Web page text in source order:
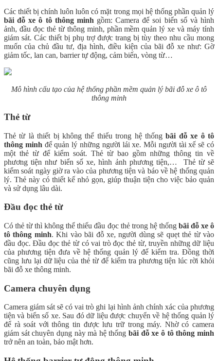
Các thiết bị chính luôn luôn có mặt trong mọi hệ thống phần quản lý
bãi đỗ xe ô tô thông minh gồm: Camera để soi biển số và hình
ảnh, đầu đọc thẻ từ thông minh, phần mềm quản lý xe và máy tính
giám sát. Các thiết bị phụ trợ được trang bị tùy theo nhu cầu mong
muốn của chủ đầu tư, địa hình, điều kiện của bãi đỗ xe như: Gờ
giảm tốc, lan can, barrier tự động, cảm biến, vòng từ…
Mô hình cấu tạo của hệ thống phần mềm quản lý bãi đỗ xe ô tô
thông minh
Thẻ từ
Thẻ từ là thiết bị không thể thiếu trong hệ thốngbãi đỗ xe ô tô
thông minh để quản lý những người lái xe. Mỗi người tài xế sẽ có
một thẻ từ để kiểm soát. Thẻ từ bao gồm những thông tin về
phương tiện như biển số xe, hình ảnh phương tiện,… Thẻ từ sẽ
kiểm soát ngày giờ ra vào của phương tiện và báo về hệ thống quản
lý. Thẻ này có thiết kế nhỏ gọn, giúp thuận tiện cho việc bảo quản
và sử dụng lâu dài.
Đầu đọc thẻ từ
Có thẻ từ thì không thể thiếu đầu đọc thẻ trong hệ thốngbãi đỗ xe ô
tô thông minh. Khi vào bãi đỗ xe, người dùng sẽ quẹt thẻ từ vào
đầu đọc. Đầu đọc thẻ từ có vai trò đọc thẻ từ, truyền những dữ liệu
của phương tiện đưa về hệ thống quản lý để kiểm tra. Đồng thời
cũng lưu lại dữ liệu của thẻ từ để kiểm tra phương tiện lúc rời khỏi
bãi đỗ xe thông minh.
Camera chuyên dụng
Camera giám sát sẽ có vai trò ghi lại hình ảnh chính xác của phương
tiện và biển số xe. Sau đó dữ liệu được chuyển về hệ thống quản lý
để rà soát với thông tin được lưu trữ trong máy. Nhờ có camera
giám sát chuyên dụng này mà hệ thốngbãi đỗ xe ô tô thông minh
trở nên an toàn, bảo mật hơn.